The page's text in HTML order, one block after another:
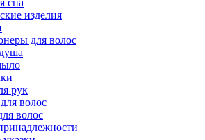
сна
изделия
для волос
рук
волос
волос